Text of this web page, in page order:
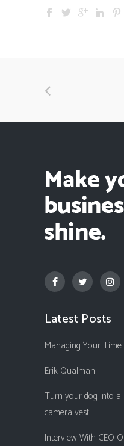
Latest Posts
Managing Your Time
Erik Qualman
Turn your dog into a
camera vest
Interview With CEO